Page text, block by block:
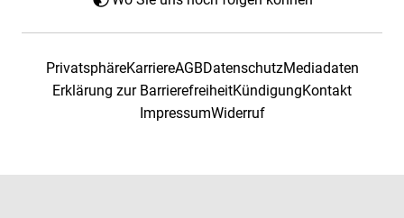
PrivatsphäreKarriereAGBDatenschutzMediadaten
Erklärung zur BarrierefreiheitKündigungKontakt
ImpressumWiderruf